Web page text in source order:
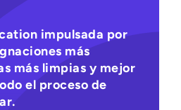
impulsada por
más
más limpias y mejor
el proceso de